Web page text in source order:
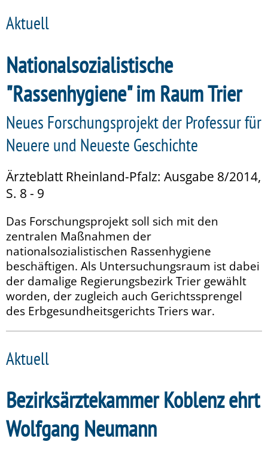
Aktuell
Nationalsozialistische
"Rassenhygiene" im Raum Trier
Neues Forschungsprojekt der Professur für
Neuere und Neueste Geschichte
Ärzteblatt Rheinland-Pfalz: Ausgabe 8/2014,
S. 8 - 9
Das Forschungsprojekt soll sich mit den
zentralen Maßnahmen der
nationalsozialistischen Rassenhygiene
beschäftigen. Als Untersuchungsraum ist dabei
der damalige Regierungsbezirk Trier gewählt
worden, der zugleich auch Gerichtssprengel
des Erbgesundheitsgerichts Triers war.
Aktuell
Bezirksärztekammer Koblenz ehrt
Wolfgang Neumann